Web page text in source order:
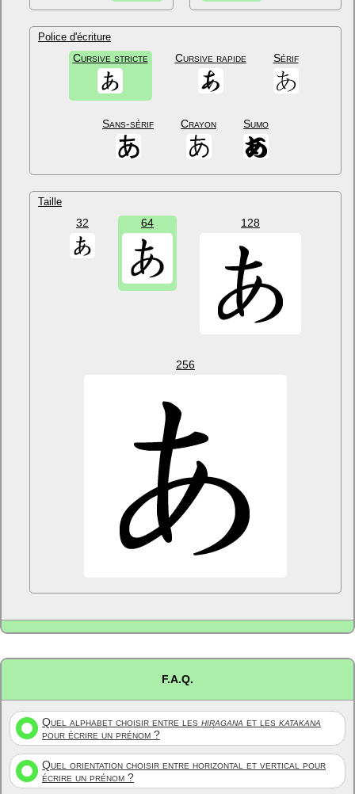
Police d'écriture
Cursive stricte Cursive rapide Sérif
Sans-sérif Crayon Sumo
Taille
32 64 128
256
F.A.Q.
Quel alphabet choisir entre les hiragana et les katakana
pour écrire un prénom ?
Quel orientation choisir entre horizontal et vertical pour
écrire un prénom ?